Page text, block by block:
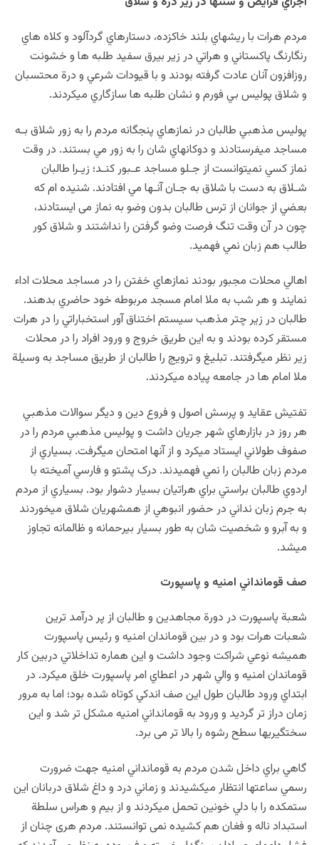
مردم هرات با ريش‏هاي بلند خاکزده، دستارهاي گردآلود و کلاه ‏هاي
رنگارنگ پاکستاني و هراتي در زير بيرق سفيد طلبه ها و خشونت
روزافزون آنان عادت گرفته بودند و با قيودات شرعي و درة محتسبان
و شلاق پوليس بي فورم و نشان طلبه ها سازگاري می‏کردند.
پوليس مذهبي طالبان در نمازهاي پنجگانه مردم را به زور شلاق بـه
مساجد مي‏فرستادند و دوکانهاي شان را به زور مي بستند. در وقت
نماز کسي نمي‏توانست از جـلو مساجد عـبور کنـد؛ زيـرا طالبان
شـلاق به دست با شلاق به جـان آنـها مي ‏افتادند. شنيده ‏ام که
بعضي از جوانان از ترس طالبان بدون وضو به نماز می ‏ايستادند،
چون در آن وقت تنگ فرصت وضو گرفتن را نداشتند و شلاق کور
طالب هم زبان نمي فهميد.
اهالي محلات مجبور بودند نمازهاي خفتن را در مساجد محلات اداء
نمايند و هر شب به ملا امام مسجد مربوطه خود حاضري بدهند.
طالبان در زير چتر مذهب سيستم اختناق آور استخباراتي را در هرات
مستقر کرده بودند و به اين طريق خروج و ورود افراد را در محلات
زير نظر می‏گرفتند. تبليغ و ترويج را طالبان از طريق مساجد به وسيلة
ملا امام ها در جامعه پياده مي‏کردند.
تفتيش عقايد و پرسش اصول و فروع دين و ديگر سوالات مذهبي
هر روز در بازارهاي شهر جريان داشت و پوليس مذهبي مردم را در
صفوف طولاني ايستاد می‏کرد و از آنها امتحان مي‏گرفت. بسياري از
مردم زبان طالبان را نمي فهميدند. درک پشتو و فارسي آميخته با
اردوي طالبان براستي براي هراتيان بسيار دشوار بود. بسياري از مردم
به جرم زبان نداني در حضور انبوهي از همشهريان شلاق مي‏خوردند
و به آبرو و شخصيت شان به طور بسيار بي‏رحمانه و ظالمانه تجاوز
می‏شد.
صف قومانداني امنيه و پاسپورت
شعبة پاسپورت در دورة مجاهدين و طالبان از پر درآمد ترين
شعبات هرات بود و در بين قوماندان امنيه و رئيس پاسپورت
هميشه نوعي شراکت وجود داشت و اين هماره تداخلاتي دربين کار
قوماندان امنيه و والي شهر در اعطاي امر پاسپورت خلق می‏کرد. در
ابتداي ورود طالبان طول اين صف اندکي کوتاه شده بود؛ اما به مرور
زمان دراز تر گرديد و ورود به قومانداني امنيه مشکل تر شد و اين
سختگيري‏ها سطح رشوه را بالا تر می ‏برد.
گاهي براي داخل شدن مردم به قومانداني امنيه جهت ضرورت
رسمي ساعت‏ها انتظار مي‏کشيدند و زماني درد و داغ شلاق دربانان اين
ستمکده را با دلي خونين تحمل می‏کردند و از بيم و هراس سلطة
استبداد ناله و فغان هم کشيده نمی توانستند. مردم هری چنان از